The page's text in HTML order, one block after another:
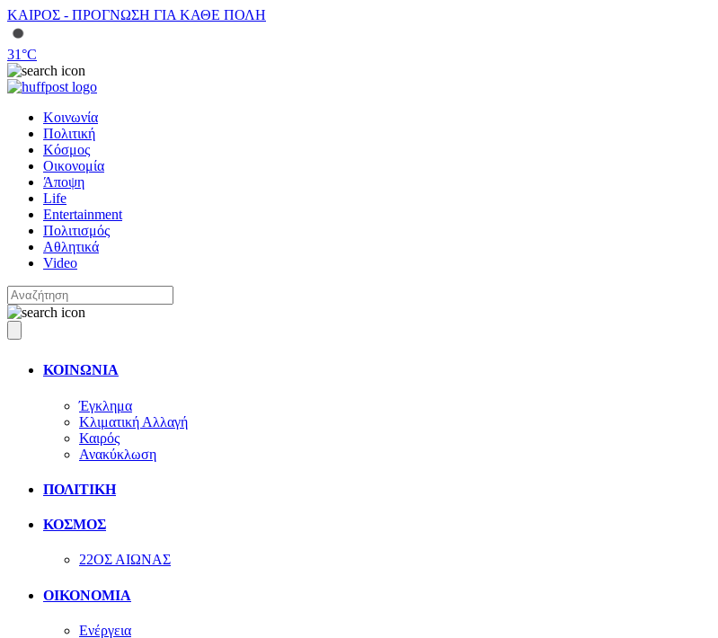
ΚΑΙΡΟΣ - ΠΡΟΓΝΩΣΗ ΓΙΑ ΚΑΘΕ ΠΟΛΗ
31°C
Κοινωνία
Πολιτική
Κόσμος
Οικονομία
Άποψη
Life
Entertainment
Πολιτισμός
Αθλητικά
Video
ΚΟΙΝΩΝΙΑ
Έγκλημα
Κλιματική Αλλαγή
Καιρός
Ανακύκλωση
ΠΟΛΙΤΙΚΗ
ΚΟΣΜΟΣ
22ΟΣ ΑΙΩΝΑΣ
ΟΙΚΟΝΟΜΙΑ
Ενέργεια